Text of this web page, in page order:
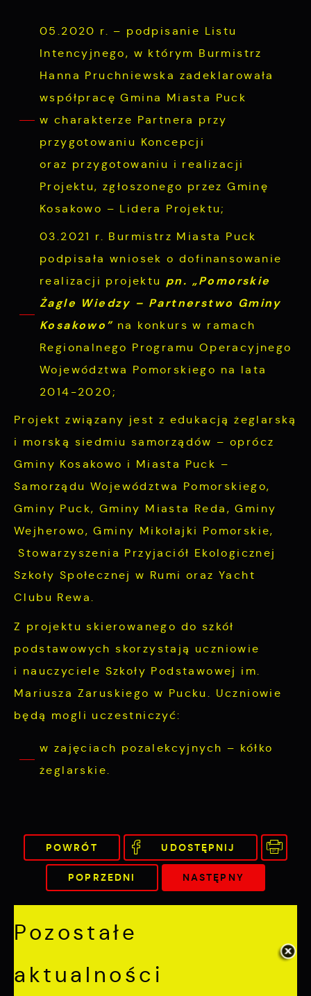
05.2020 r. – podpisanie Listu
Intencyjnego, w którym Burmistrz
Hanna Pruchniewska zadeklarowała
współpracę Gmina Miasta Puck
w charakterze Partnera przy
przygotowaniu Koncepcji
oraz przygotowaniu i realizacji
Projektu, zgłoszonego przez Gminę
Kosakowo – Lidera Projektu;
03.2021 r. Burmistrz Miasta Puck
podpisała wniosek o dofinansowanie
realizacji projektu pn. „Pomorskie
Żagle Wiedzy – Partnerstwo Gminy
Kosakowo”na konkurs w ramach
Regionalnego Programu Operacyjnego
Województwa Pomorskiego na lata
2014-2020;
Projekt związany jest z edukacją żeglarską
i morską siedmiu samorządów – oprócz
Gminy Kosakowo i Miasta Puck –
Samorządu Województwa Pomorskiego,
Gminy Puck, Gminy Miasta Reda, Gminy
Wejherowo, Gminy Mikołajki Pomorskie,
Stowarzyszenia Przyjaciół Ekologicznej
Szkoły Społecznej w Rumi oraz Yacht
Clubu Rewa.
Z projektu skierowanego do szkół
podstawowych skorzystają uczniowie
i nauczyciele Szkoły Podstawowej im.
Mariusza Zaruskiego w Pucku. Uczniowie
będą mogli uczestniczyć:
w zajęciach pozalekcyjnych – kółko
żeglarskie.​
POWRÓT UDOSTĘPNIJ
POPRZEDNI NASTĘPNY
Pozostałe
aktualności